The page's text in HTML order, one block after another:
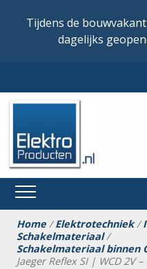
Tijdens de
dagelijks
Home/Elektrotechniek/
Schakelmateriaal/
Schakelmateriaal binnen
Jaeger Reflex SI | WCD 2V